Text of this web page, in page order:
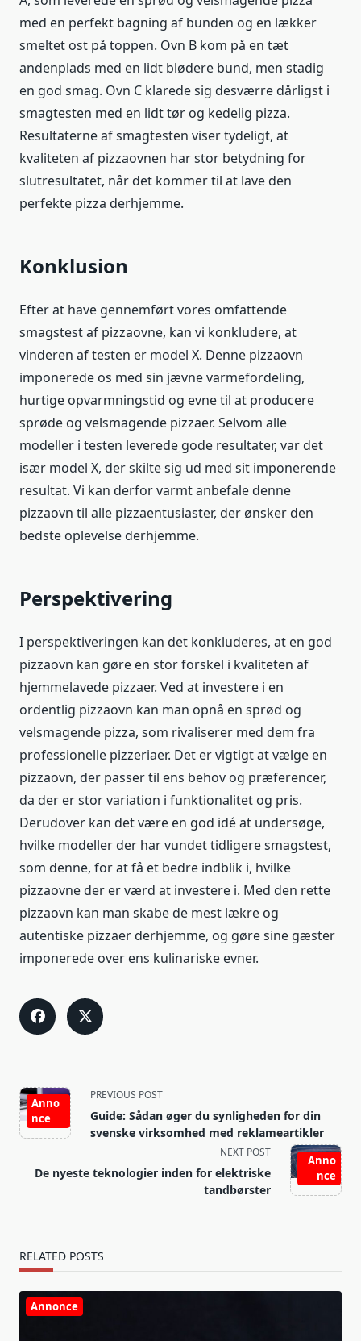
med en perfekt bagning af bunden og en lækker
smeltet ost på toppen. Ovn B kom på en tæt
andenplads med en lidt blødere bund, men stadig
en god smag. Ovn C klarede sig desværre dårligst i
smagtesten med en lidt tør og kedelig pizza.
Resultaterne af smagtesten viser tydeligt, at
kvaliteten af pizzaovnen har stor betydning for
slutresultatet, når det kommer til at lave den
perfekte pizza derhjemme.
Konklusion
Efter at have gennemført vores omfattende
smagstest af pizzaovne, kan vi konkludere, at
vinderen af testen er model X. Denne pizzaovn
imponerede os med sin jævne varmefordeling,
hurtige opvarmningstid og evne til at producere
sprøde og velsmagende pizzaer. Selvom alle
modeller i testen leverede gode resultater, var det
især model X, der skilte sig ud med sit imponerende
resultat. Vi kan derfor varmt anbefale denne
pizzaovn til alle pizzaentusiaster, der ønsker den
bedste oplevelse derhjemme.
Perspektivering
I perspektiveringen kan det konkluderes, at en god
pizzaovn kan gøre en stor forskel i kvaliteten af
hjemmelavede pizzaer. Ved at investere i en
ordentlig pizzaovn kan man opnå en sprød og
velsmagende pizza, som rivaliserer med dem fra
professionelle pizzeriaer. Det er vigtigt at vælge en
pizzaovn, der passer til ens behov og præferencer,
da der er stor variation i funktionalitet og pris.
Derudover kan det være en god idé at undersøge,
hvilke modeller der har vundet tidligere smagstest,
som denne, for at få et bedre indblik i, hvilke
pizzaovne der er værd at investere i. Med den rette
pizzaovn kan man skabe de mest lækre og
autentiske pizzaer derhjemme, og gøre sine gæster
imponerede over ens kulinariske evner.
<span
class="nav-
subtitle
reader-
Anno
nce
PREVIOUS POST
Guide: Sådan øger du synligheden for din
svenske virksomhed med reklameartikler
Anno
nce
NEXT POST
De nyeste teknologier inden for elektriske
tandbørster
RELATED POSTS
Annonce